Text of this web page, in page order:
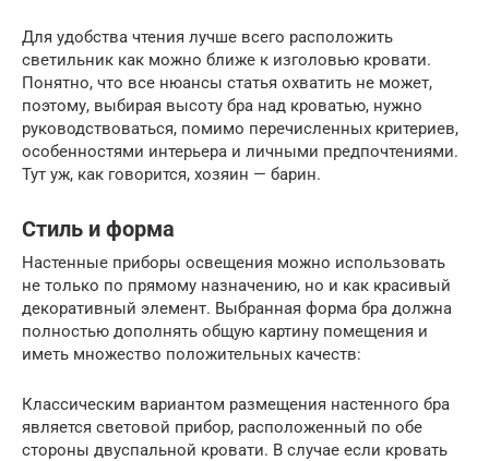
Для удобства чтения лучше всего расположить
светильник как можно ближе к изголовью кровати.
Понятно, что все нюансы статья охватить не может,
поэтому, выбирая высоту бра над кроватью, нужно
руководствоваться, помимо перечисленных критериев,
особенностями интерьера и личными предпочтениями.
Тут уж, как говорится, хозяин — барин.
Стиль и форма
Настенные приборы освещения можно использовать
не только по прямому назначению, но и как красивый
декоративный элемент. Выбранная форма бра должна
полностью дополнять общую картину помещения и
иметь множество положительных качеств:
Классическим вариантом размещения настенного бра
является световой прибор, расположенный по обе
стороны двуспальной кровати. В случае если кровать